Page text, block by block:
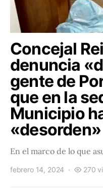
Concejal
denuncia
gente de
que en la
Municipio
«desorden»
En el marco de lo que
febrero 14, 2024 270